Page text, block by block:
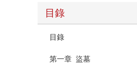
目錄
目錄
第一章 盜墓